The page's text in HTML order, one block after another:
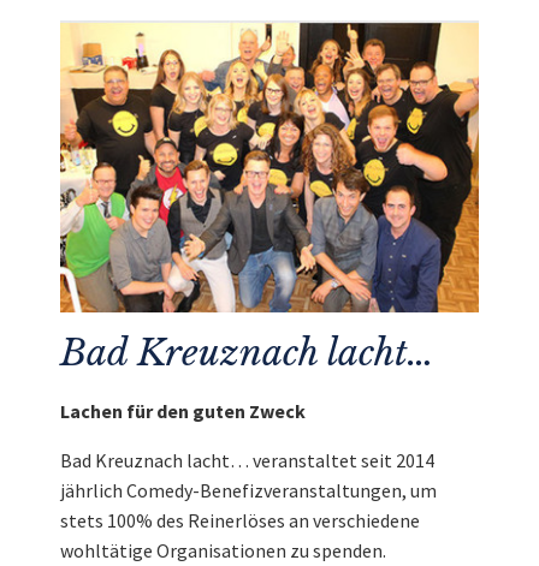
Bad Kreuznach lacht…
Lachen für den guten Zweck
Bad Kreuznach lacht… veranstaltet seit 2014
jährlich Comedy-Benefizveranstaltungen, um
stets 100% des Reinerlöses an verschiedene
wohltätige Organisationen zu spenden.